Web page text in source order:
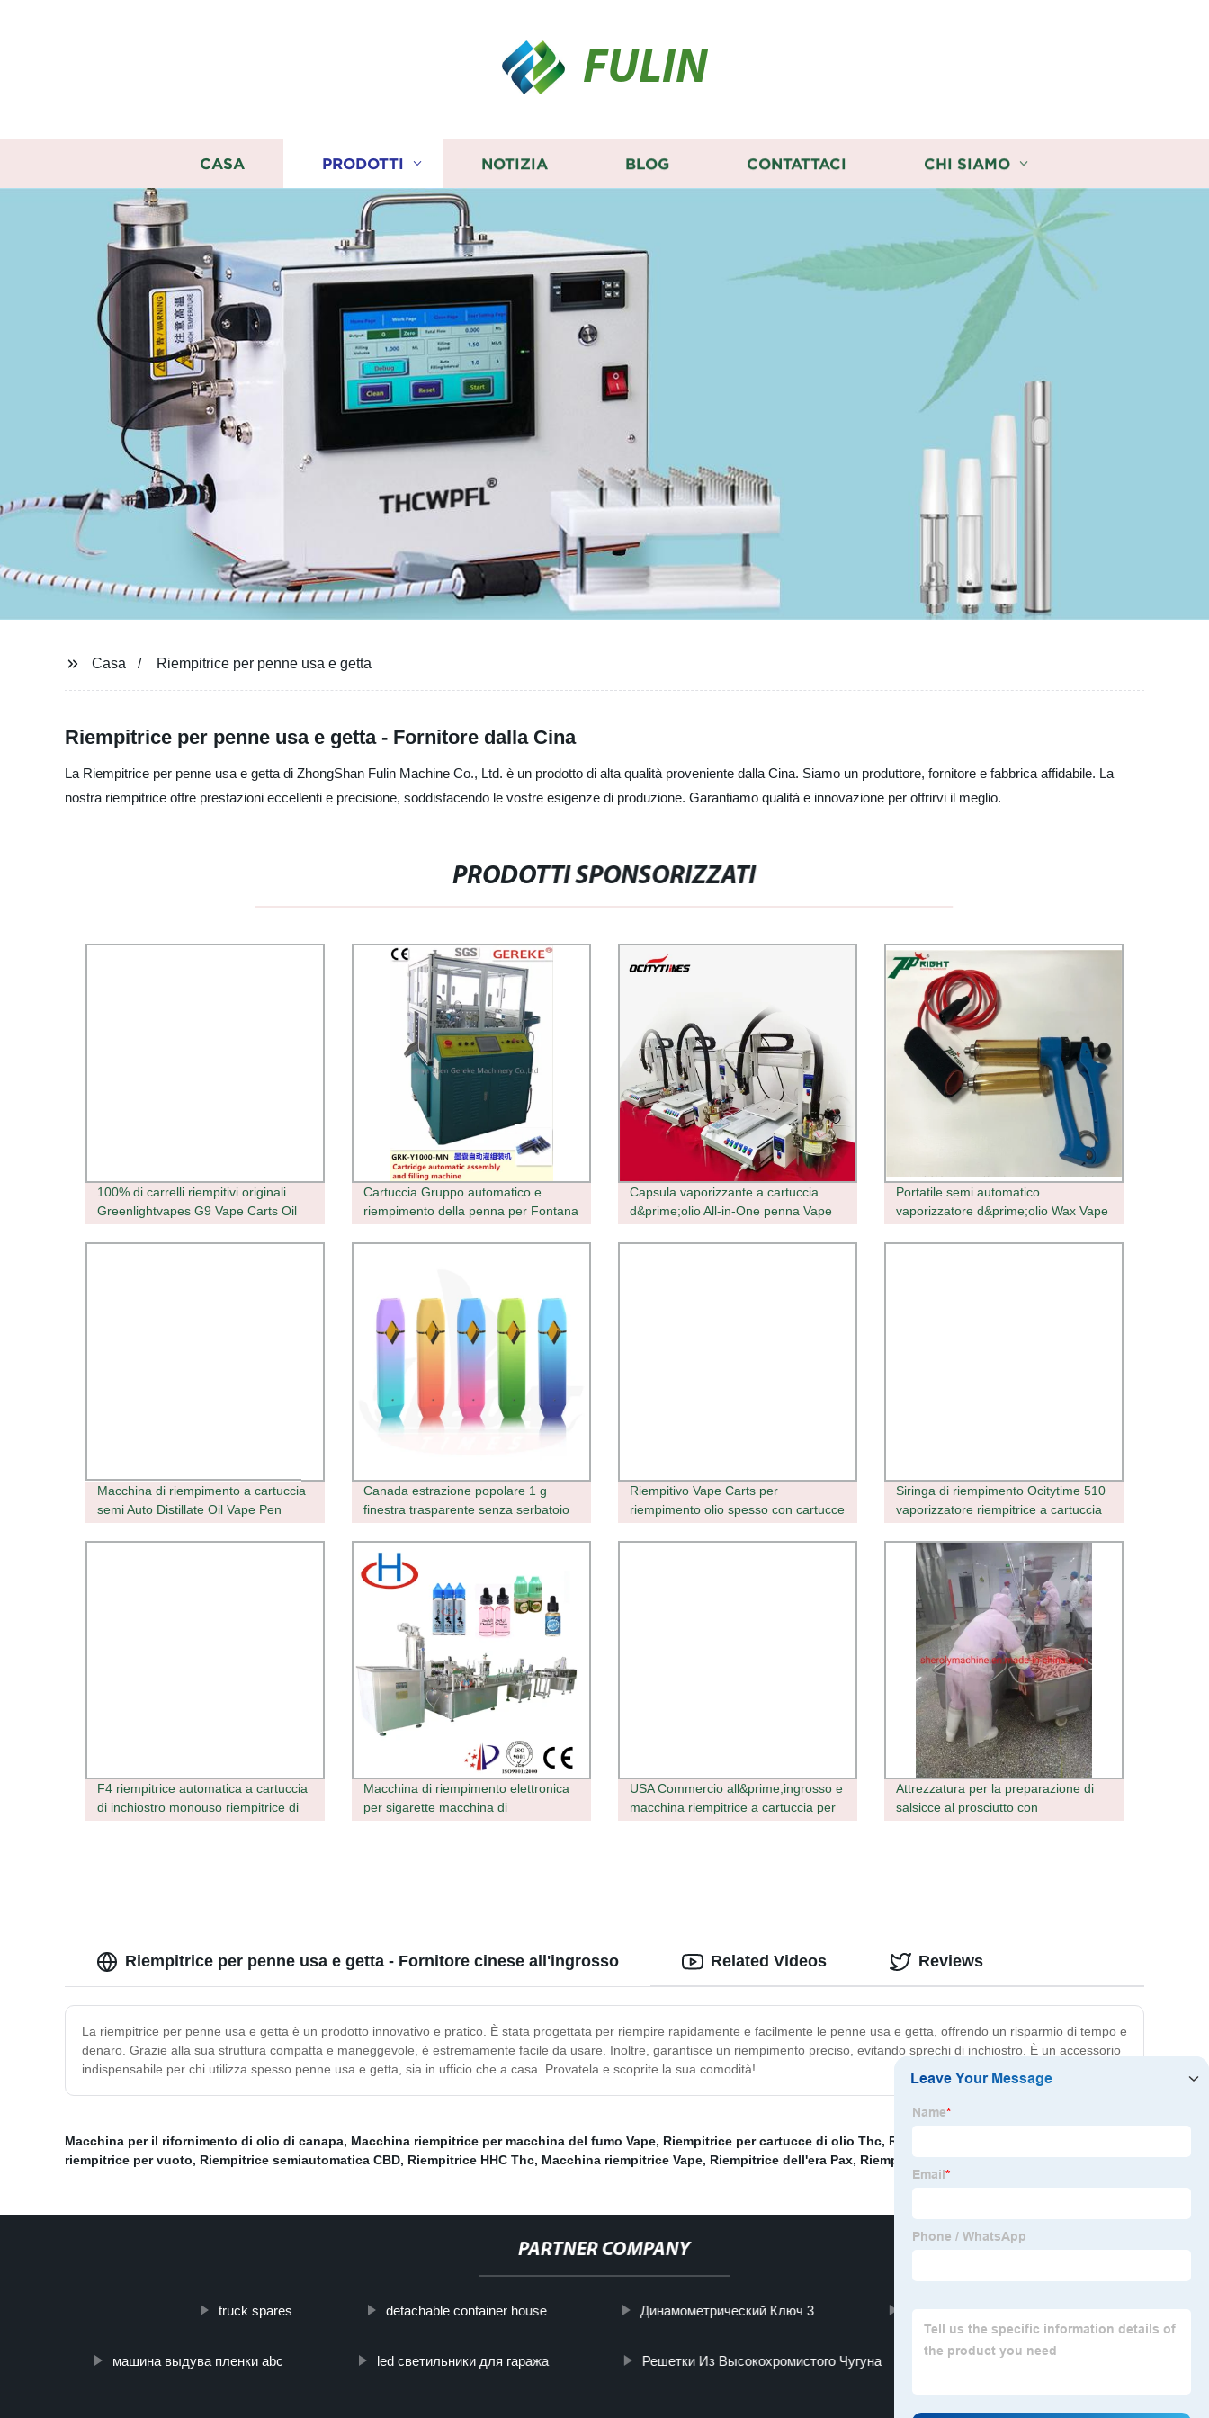
FULIN
CASA PRODOTTI NOTIZIA BLOG CONTATTACI CHI SIAMO
Casa Riempitrice per penne usa e getta
Riempitrice per penne usa e getta - Fornitore dalla Cina
La Riempitrice per penne usa e getta di ZhongShan Fulin Machine Co., Ltd. è un prodotto di alta qualità proveniente dalla Cina. Siamo un produttore, fornitore e fabbrica affidabile. La
nostra riempitrice offre prestazioni eccellenti e precisione, soddisfacendo le vostre esigenze di produzione. Garantiamo qualità e innovazione per offrirvi il meglio.
PRODOTTI SPONSORIZZATI
100% di carrelli riempitivi originali
Greenlightvapes G9 Vape Carts Oil
Cartuccia Gruppo automatico e
riempimento della penna per Fontana
Capsula vaporizzante a cartuccia
d&prime;olio All-in-One penna Vape
riempimento a parete con schermo a
Portatile semi automatico
vaporizzatore d&prime;olio Wax Vape
Macchina di riempimento a cartuccia
semi Auto Distillate Oil Vape Pen
Canada estrazione popolare 1 g
finestra trasparente senza serbatoio
in metallo Premium Penne Vape
monouso distillate
Riempitivo Vape Carts per
riempimento olio spesso con cartucce
Vape da 0.5/0.8/1,0 ml Pistola
termica iniezione siringhe
Siringa di riempimento Ocitytime 510
vaporizzatore riempitrice a cartuccia
F4 riempitrice automatica a cartuccia
di inchiostro monouso riempitrice di
Macchina di riempimento elettronica
per sigarette macchina di
USA Commercio all&prime;ingrosso e
macchina riempitrice a cartuccia per
Attrezzatura per la preparazione di
salsicce al prosciutto con
Riempitrice per penne usa e getta - Fornitore cinese all'ingrosso
La riempitrice per penne usa e getta è un prodotto innovativo e pratico. È stata progettata per riempire rapidamente e facilmente le penne usa e getta, offrendo un risparmio di tempo e
denaro. Grazie alla sua struttura compatta e maneggevole, è estremamente facile da usare. Inoltre, garantisce un riempimento preciso, evitando sprechi di inchiostro. È un accessorio
indispensabile per chi utilizza spesso penne usa e getta, sia in ufficio che a casa. Provatela e scoprite la sua comodità!
Related Videos Reviews
Macchina per il rifornimento di olio di canapa, Macchina riempitrice per macchina del fumo Vape, Riempitrice per cartucce di olio Thc, Riempitrice per penne Vape
riempitrice per vuoto, Riempitrice semiautomatica CBD, Riempitrice HHC Thc, Macchina riempitrice Vape, Riempitrice dell'era Pax, Riempitrice usa e getta per cartucce d'olio
PARTNER COMPANY
truck spares detachable container house Динамометрический Ключ 3
машина выдува пленки abc led светильники для гаража Решетки Из Высокохромистого Чугуна mce membrane filter